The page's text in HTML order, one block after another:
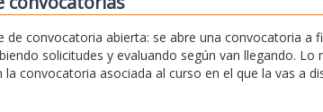
convocatoria abierta: se abre una convocatoria a
solicitudes y evaluando según van llegando. Lo
convocatoria asociada al curso en el que la vas a